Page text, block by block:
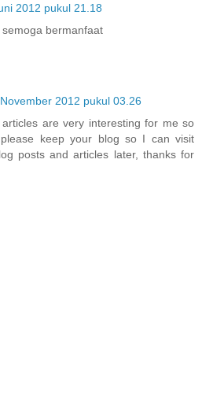
2012 pukul 21.18
bermanfaat
2012 pukul 03.26
are very interesting for me so
keep your blog so I can visit
posts and articles later, thanks for